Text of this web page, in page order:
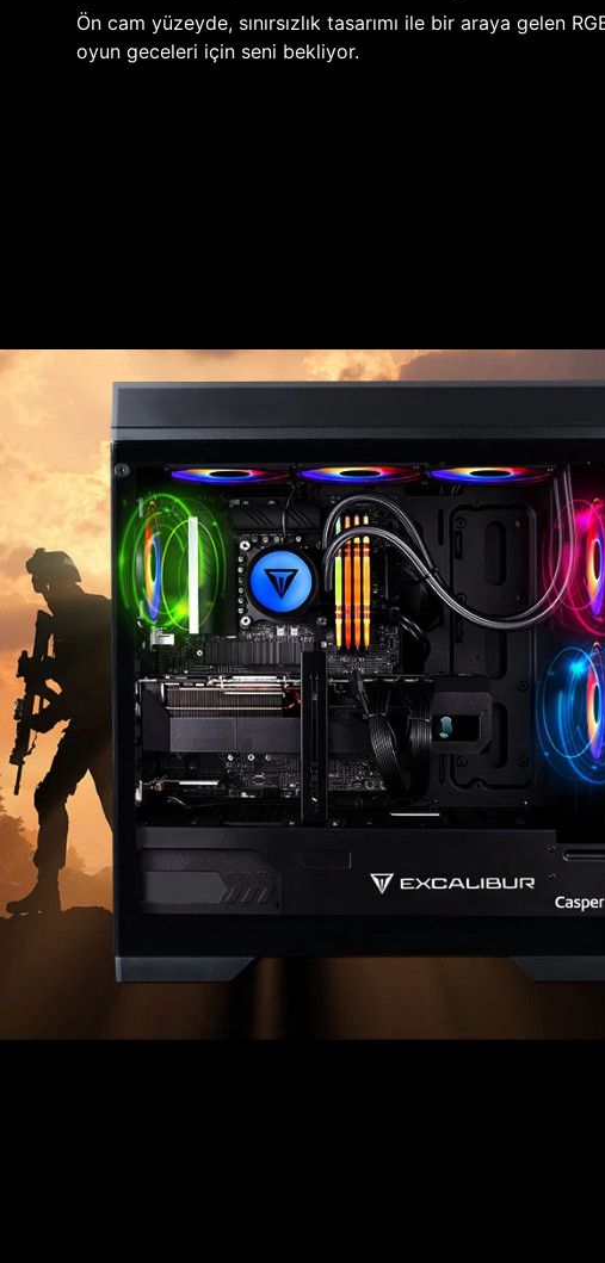
Ön cam yüzeyde, sınırsızlık tasarımı ile bir araya gelen
oyun geceleri için seni bekliyor.